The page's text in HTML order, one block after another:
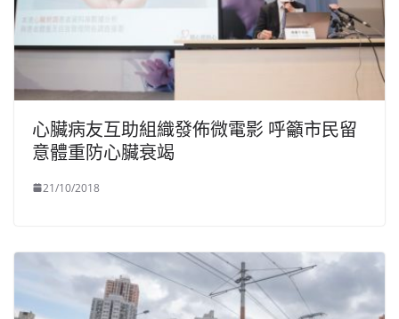
心臟病友互助組織發佈微電影 呼籲市民留
意體重防心臟衰竭
21/10/2018